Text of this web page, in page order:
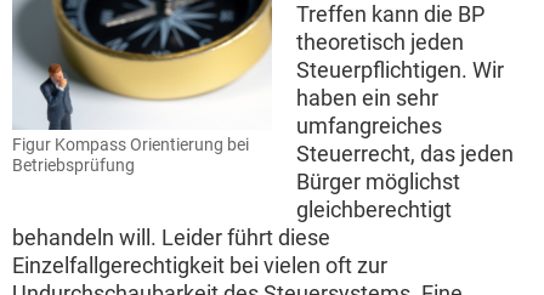
Figur Kompass Orientierung bei
Betriebsprüfung
Treffen kann die BP
theoretisch jeden
Steuerpflichtigen. Wir
haben ein sehr
umfangreiches
Steuerrecht, das jeden
Bürger möglichst
gleichberechtigt
behandeln will. Leider führt diese
Einzelfallgerechtigkeit bei vielen oft zur